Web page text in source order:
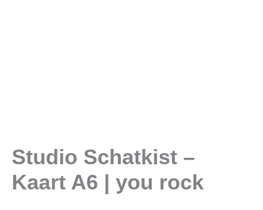
Studio Schatkist –
Kaart A6 | you rock